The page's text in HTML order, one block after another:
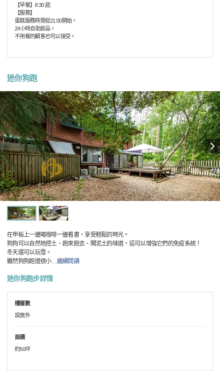
【早餐】8:30 起
【服務】
蛋糕服務時間從21:00開始。
24小時自助飲品。
不用餐的顧客也可以接受。
迷你狗跑
在甲板上一邊喝咖啡一邊看書，享受輕鬆的時光。
狗狗可以自然地挖土、跑來跑去、聞泥土的味道，這可以增強它們的免疫系統！
冬天還可以玩雪。
雖然狗狗跑道很小…繼續閱讀
迷你狗跑步詳情
樓層數
設施外
面積
約50坪